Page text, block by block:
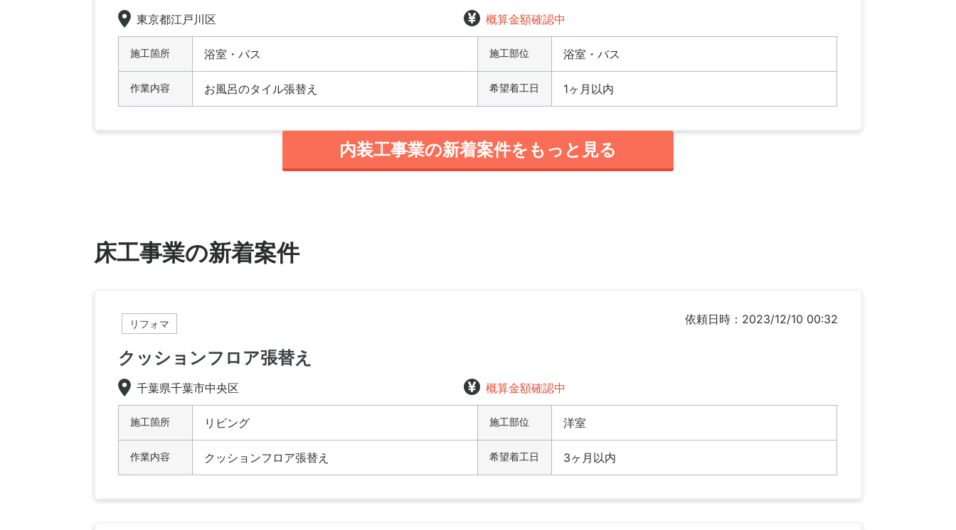
東京都江戸川区 概算金額確認中
施工箇所 浴室・バス 施工部位 浴室・バス
作業内容 お風呂のタイル張替え 希望着工日 1ヶ月以内
内装工事業の新着案件をもっと見る
床工事業の新着案件
リフォマ 依頼日時：2023/12/10 00:32
クッションフロア張替え
千葉県千葉市中央区 概算金額確認中
施工箇所 リビング 施工部位 洋室
作業内容 クッションフロア張替え 希望着工日 3ヶ月以内